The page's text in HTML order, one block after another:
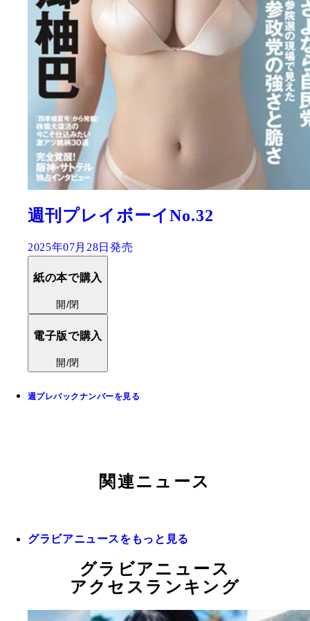
週刊プレイボーイNo.32
2025年07月28日発売
紙の本で購入
開/閉
電子版で購入
開/閉
週プレバックナンバーを見る
関連ニュース
グラビアニュースをもっと見る
グラビアニュース
アクセスランキング